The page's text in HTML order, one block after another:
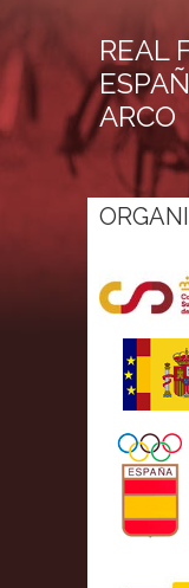
REAL
ARCO